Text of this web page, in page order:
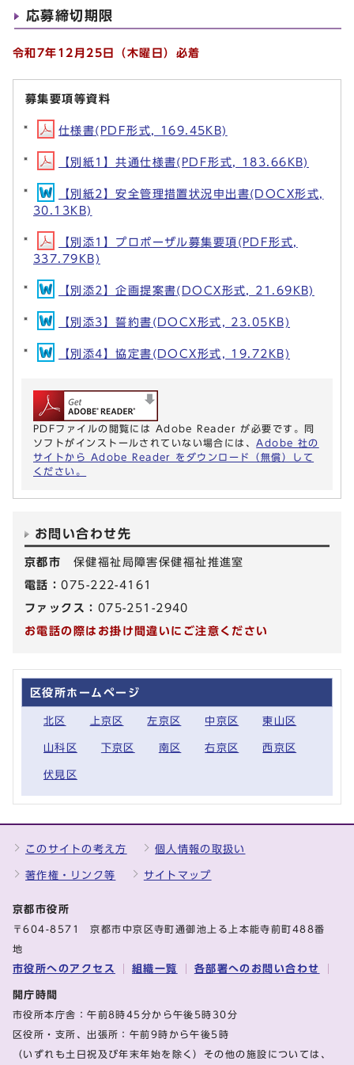
応募締切期限
令和7年12月25日（木曜日）必着
募集要項等資料
仕様書(PDF形式, 169.45KB)
【別紙1】共通仕様書(PDF形式, 183.66KB)
【別紙2】安全管理措置状況申出書(DOCX形式,
30.13KB)
【別添1】プロポーザル募集要項(PDF形式,
337.79KB)
【別添2】企画提案書(DOCX形式, 21.69KB)
【別添3】誓約書(DOCX形式, 23.05KB)
【別添4】協定書(DOCX形式, 19.72KB)
PDFファイルの閲覧には Adobe Reader が必要です。同
ソフトがインストールされていない場合には、 Adobe 社の
サイトから Adobe Reader をダウンロード（無償）して
ください。
お問い合わせ先
京都市 保健福祉局障害保健福祉推進室
電話：075-222-4161
ファックス： 075-251-2940
お電話の際はお掛け間違いにご注意ください
区役所ホームページ
北区 上京区 左京区 中京区 東山区
山科区 下京区 南区 右京区 西京区
伏見区
このサイトの考え方 個人情報の取扱い
著作権・リンク等 サイトマップ
京都市役所
〒604-8571 京都市中京区寺町通御池上る上本能寺前町488番
地
市役所へのアクセス 組織一覧 各部署へのお問い合わせ
開庁時間
市役所本庁舎：午前8時45分から午後5時30分
区役所・支所、出張所：午前9時から午後5時
（いずれも土日祝及び年末年始を除く）その他の施設については、